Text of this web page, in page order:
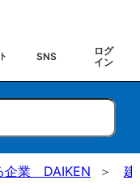
SNS
ログ
イン
企業 DAIKEN 建